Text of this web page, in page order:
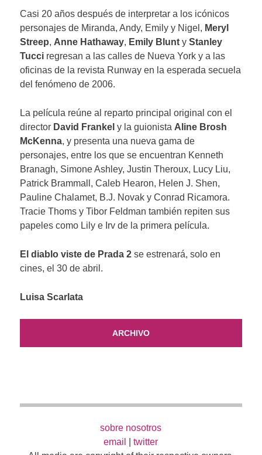
Casi 20 años después de interpretar a los icónicos
personajes de Miranda, Andy, Emily y Nigel, Meryl
Streep, Anne Hathaway, Emily Blunty Stanley
Tucciregresan a las calles de Nueva York y a las
oficinas de la revista Runway en la esperada secuela
del fenómeno de 2006.
La película reúne al reparto principal original con el
director David Frankel y la guionista Aline Brosh
McKenna, y presenta una nueva gama de
personajes, entre los que se encuentran Kenneth
Branagh, Simone Ashley, Justin Theroux, Lucy Liu,
Patrick Brammall, Caleb Hearon, Helen J. Shen,
Pauline Chalamet, B.J. Novak y Conrad Ricamora.
Tracie Thoms y Tibor Feldman también repiten sus
papeles como Lily e Irv de la primera película.
El diablo viste de Prada 2se estrenará, solo en
cines, el 30 de abril.
Luisa Scarlata
ARCHIVO
sobre nosotros
email
|twitter